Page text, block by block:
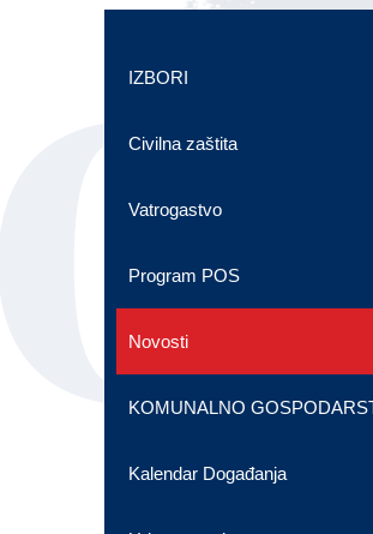
IZBORI
Civilna zaštita
Vatrogastvo
Program POS
Novosti
KOMUNALNO
Kalendar Događanja